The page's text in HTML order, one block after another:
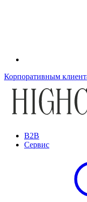
Корпоративным
B2B
Сервис